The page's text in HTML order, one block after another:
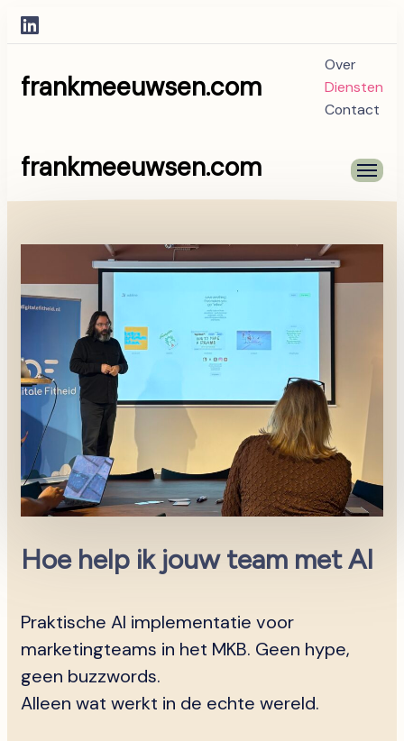
frankmeeuwsen.com
Over
Diensten
Contact
frankmeeuwsen.com
Hoe help ik jouw team met AI
Praktische AI implementatie voor
marketingteams in het MKB. Geen hype,
geen buzzwords.
Alleen wat werkt in de echte wereld.